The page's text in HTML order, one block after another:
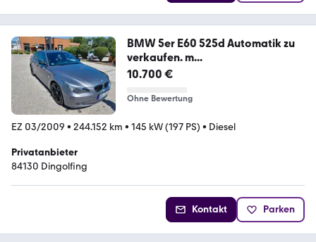
BMW 5er E60 525d Automatik zu
verkaufen. m...
10.700 €
Ohne Bewertung
EZ 03/2009 • 244.152 km • 145 kW (197 PS) • Diesel
Privatanbieter
84130 Dingolfing
Kontakt Parken